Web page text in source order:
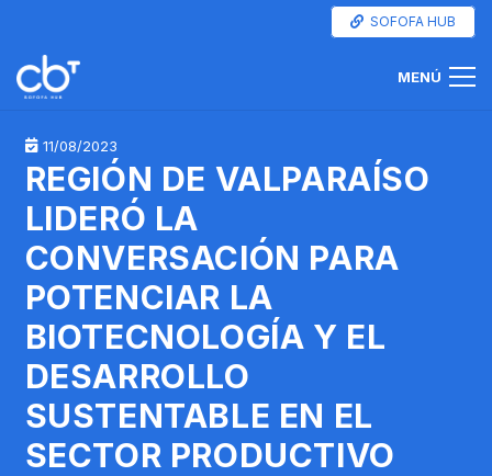
SOFOFA HUB
MENÚ
11/08/2023
REGIÓN DE VALPARAÍSO
LIDERÓ LA
CONVERSACIÓN PARA
POTENCIAR LA
BIOTECNOLOGÍA Y EL
DESARROLLO
SUSTENTABLE EN EL
SECTOR PRODUCTIVO